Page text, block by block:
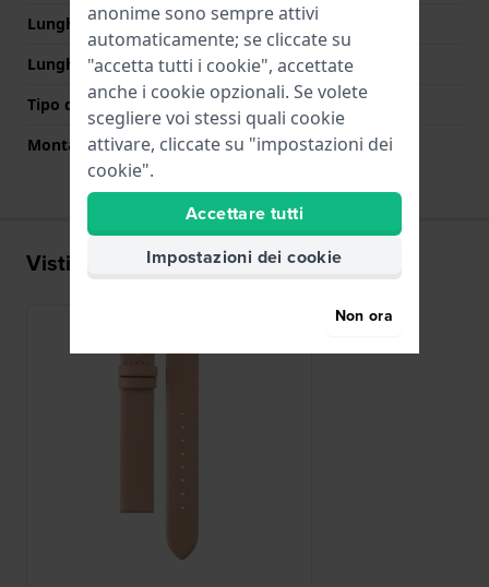
Lunghezza Parte Superiore
80 mm
Lunghezza Parte Inferiore
120 mm
Tipo di montatura
Perni a molla
Montatura dritta
Si
Visti di recente
anonime sono sempre attivi
automaticamente; se cliccate su
"accetta tutti i cookie", accettate
anche i cookie opzionali. Se volete
scegliere voi stessi quali cookie
attivare, cliccate su "impostazioni dei
cookie".
Accettare tutti
Impostazioni dei cookie
Non ora